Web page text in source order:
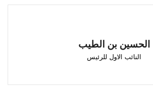
الحسين بن الطيب
النائب الاول للرئيس
طنجة